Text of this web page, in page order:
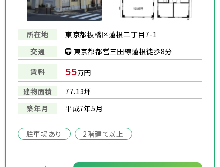
所在地
東京都板橋区蓮根二丁目7-1
交通
東京都都営三田線蓮根徒歩8分
賃料 55万円
建物面積
77.13坪
築年月
平成7年5月
駐車場あり 2階建て以上